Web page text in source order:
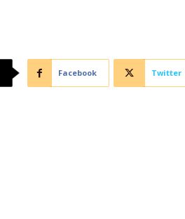
Facebook Twitter